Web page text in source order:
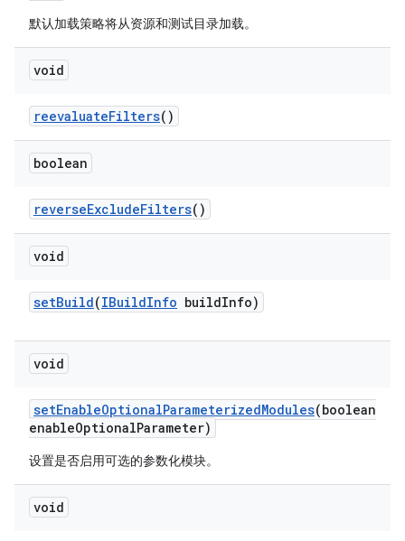
默认加载策略将从资源和测试目录加载。
void
reevaluateFilters()
boolean
reverseExcludeFilters()
void
setBuild(IBuildInfo buildInfo)
void
setEnableOptionalParameterizedModules(boolean
enableOptionalParameter)
设置是否启用可选的参数化模块。
void